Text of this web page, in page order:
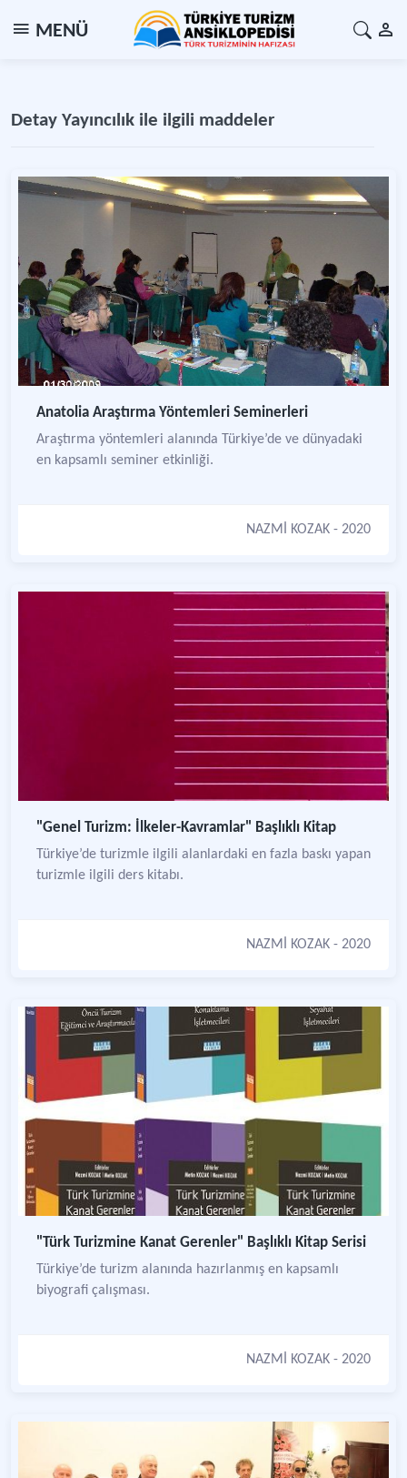
MENÜ
Detay Yayıncılık ile ilgili maddeler
Anatolia Araştırma Yöntemleri Seminerleri
Araştırma yöntemleri alanında Türkiye’de ve dünyadaki
en kapsamlı seminer etkinliği.
NAZMİ KOZAK - 2020
"Genel Turizm: İlkeler-Kavramlar" Başlıklı Kitap
Türkiye’de turizmle ilgili alanlardaki en fazla baskı yapan
turizmle ilgili ders kitabı.
NAZMİ KOZAK - 2020
"Türk Turizmine Kanat Gerenler" Başlıklı Kitap Serisi
Türkiye’de turizm alanında hazırlanmış en kapsamlı
biyografi çalışması.
NAZMİ KOZAK - 2020